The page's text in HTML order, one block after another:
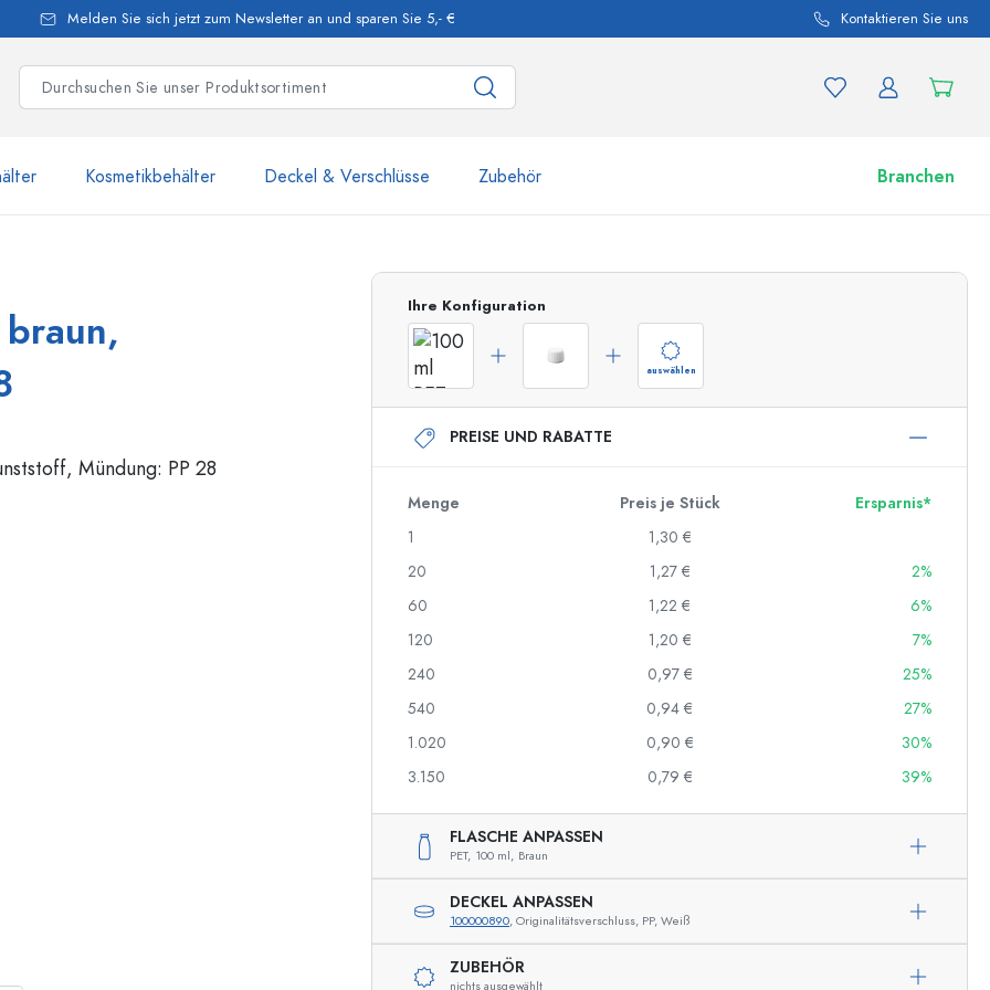
Melden Sie sich jetzt zum Newsletter an und sparen Sie 5,- € Kontaktieren Sie uns
Kosmetikbehälter Deckel & Verschlüsse Zubehör Branchen
Estal-Flaschen
500 ml Flaschen
750 ml Flaschen
1000 ml Flaschen
Airless Dispenser
Einmachflaschen
Flaschen mit Motiv
Weihnachtsflaschen
Dekorative Flaschen
Zylinderflaschen
Glas- & Weinballons
Zu den Gläsern
Jetzt einkaufen
Ihre Konfiguration
auswählen
PREISE UND RABATTE
Menge Preis je Stück
Ersparnis*
1
1,30 €
20
1,27 €
2%
60
1,22 €
6%
120
1,20 €
7%
240
0,97 €
25%
540
0,94 €
27%
1.020
0,90 €
30%
3.150
0,79 € 39%
FLASCHE ANPASSEN
PET, 100 ml, Braun
DECKEL ANPASSEN
100000890, Originalitätsverschluss, PP, Weiß
ZUBEHÖR
nichts ausgewählt